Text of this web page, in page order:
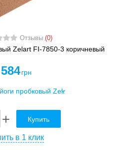
Отзывы (0)
Zelart FI-7850-3 коричневый
584 грн
Купить
в 1 клик